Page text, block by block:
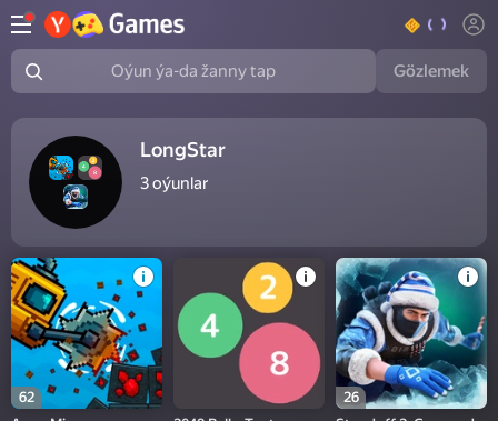
Oýun ýa-da žanny tap Gözlemek
LongStar
3oýunlar
62
26